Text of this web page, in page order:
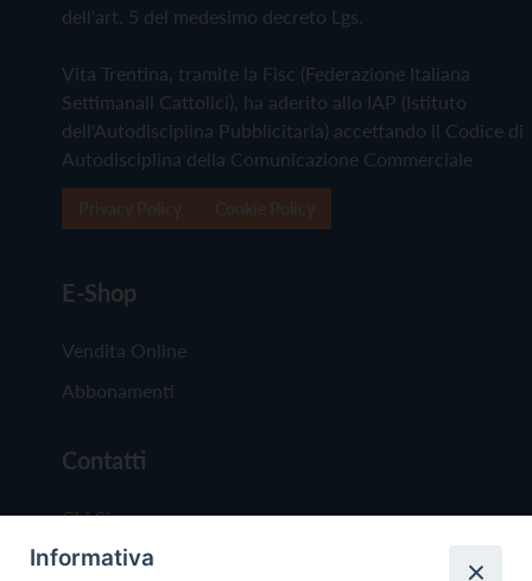
dell'art. 5 del medesimo decreto Lgs.
Vita Trentina, tramite la Fisc (Federazione Italiana
Settimanali Cattolici), ha aderito allo IAP (Istituto
dell'Autodisciplina Pubblicitaria) accettando il Codice di
Autodisciplina della Comunicazione Commerciale
E-Shop
Vendita Online
Abbonamenti
Contatti
Chi Siamo
Redazione
Informativa